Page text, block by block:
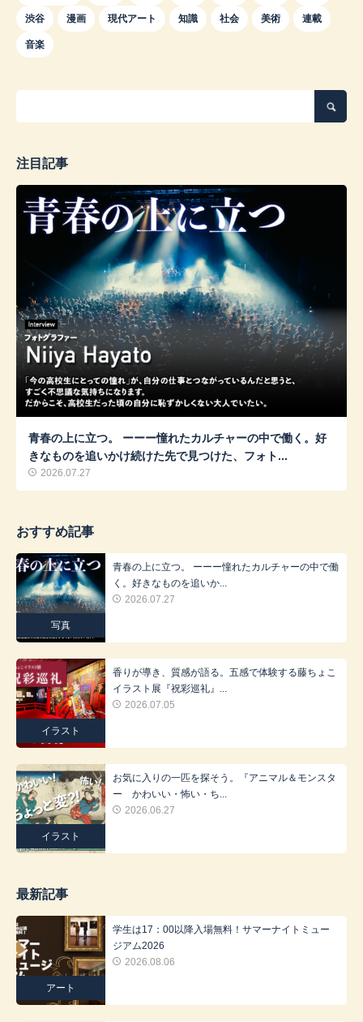
渋谷 漫画 現代アート 知識 社会 美術 連載
音楽
注目記事
青春の上に立つ。 ーーー憧れたカルチャーの中で働く。好
きなものを追いかけ続けた先で見つけた、フォト...
2026.07.27
おすすめ記事
写真
青春の上に立つ。 ーーー憧れたカルチャーの中で働
く。好きなものを追いか...
2026.07.27
イラスト
香りが導き、質感が語る。五感で体験する藤ちょこ
イラスト展『祝彩巡礼』...
2026.07.05
イラスト
お気に入りの一匹を探そう。『アニマル＆モンスタ
ー かわいい・怖い・ち...
2026.06.27
最新記事
アート
学生は17：00以降入場無料！サマーナイトミュー
ジアム2026
2026.08.06